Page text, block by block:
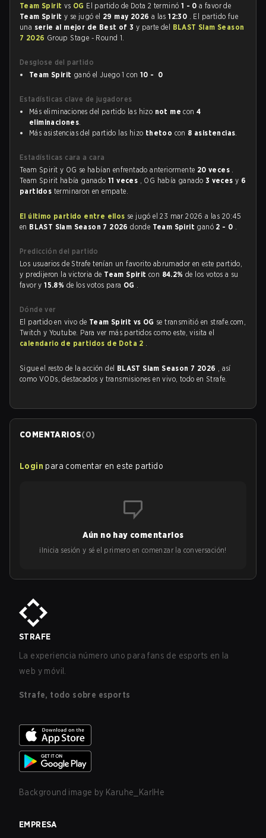
Team Spirit vs OG El partido de Dota 2 terminó 1 - 0 a favor de
Team Spirit y se jugó el 29 may 2026 a las12:30 . El partido fue
una serie al mejor de Best of 3 y parte del BLAST Slam Season
7 2026 Group Stage - Round 1.
Desglose del partido
Team Spirit ganó el Juego 1 con 10 - 0
Estadísticas clave de jugadores
Más eliminaciones del partido las hizo not me con4
eliminaciones.
Más asistencias del partido las hizo thetoo con 8 asistencias.
Estadísticas cara a cara
Team Spirit y OG se habían enfrentado anteriormente 20 veces .
Team Spirit había ganado 11 veces , OG había ganado 3 vecesy 6
partidos terminaron en empate.
El último partido entre ellos se jugó el 23 mar 2026 a las 20:45
en BLAST Slam Season 7 2026donde Team Spirit ganó 2 - 0 .
Predicción del partido
Los usuarios de Strafe tenían un favorito abrumador en este partido,
y predijeron la victoria de Team Spiritcon 84.2%de los votos a su
favor y15.8% de los votos para OG .
Dónde ver
El partido en vivo de Team Spirit vs OG se transmitió en strafe.com,
Twitch y Youtube. Para ver más partidos como este, visita el
calendario de partidos de Dota 2 .
Sigue el resto de la acción del BLAST Slam Season 7 2026 , así
como VODs, destacados y transmisiones en vivo, todo en Strafe.
COMENTARIOS(0)
Login para comentar en este partido
Aún no hay comentarios
¡Inicia sesión y sé el primero en comenzar la conversación!
STRAFE
La experiencia número uno para fans de esports en la
web y móvil.
Strafe, todo sobre esports
Background image by Karuhe_KarlHe
EMPRESA